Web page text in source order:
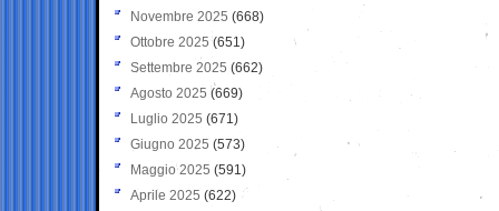
Novembre 2025 (668)
Ottobre 2025 (651)
Settembre 2025 (662)
Agosto 2025 (669)
Luglio 2025 (671)
Giugno 2025 (573)
Maggio 2025 (591)
Aprile 2025 (622)